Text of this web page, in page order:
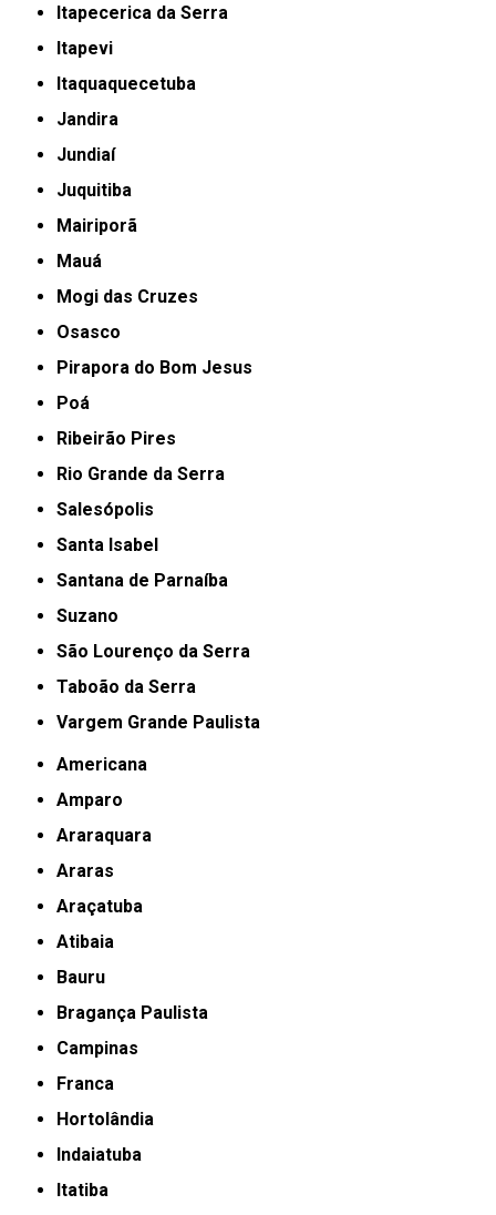
Itapecerica da Serra
Itapevi
Itaquaquecetuba
Jandira
Jundiaí
Juquitiba
Mairiporã
Mauá
Mogi das Cruzes
Osasco
Pirapora do Bom Jesus
Poá
Ribeirão Pires
Rio Grande da Serra
Salesópolis
Santa Isabel
Santana de Parnaíba
Suzano
São Lourenço da Serra
Taboão da Serra
Vargem Grande Paulista
Americana
Amparo
Araraquara
Araras
Araçatuba
Atibaia
Bauru
Bragança Paulista
Campinas
Franca
Hortolândia
Indaiatuba
Itatiba